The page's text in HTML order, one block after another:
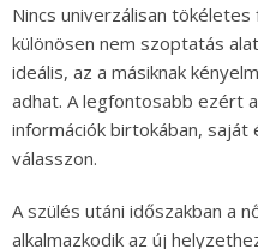
Nincs univerzálisan
különösen nem szoptatás
ideális, az a másiknak
adhat. A legfontosabb ezért
információk birtokában,
válasszon.
A szülés utáni időszakban a
alkalmazkodik az új